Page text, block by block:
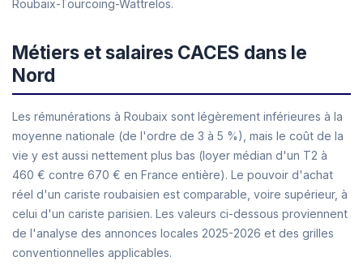
Roubaix-Tourcoing-Wattrelos.
Métiers et salaires CACES dans le
Nord
Les rémunérations à Roubaix sont légèrement inférieures à la
moyenne nationale (de l'ordre de 3 à 5 %), mais le coût de la
vie y est aussi nettement plus bas (loyer médian d'un T2 à
460 € contre 670 € en France entière). Le pouvoir d'achat
réel d'un cariste roubaisien est comparable, voire supérieur, à
celui d'un cariste parisien. Les valeurs ci-dessous proviennent
de l'analyse des annonces locales 2025-2026 et des grilles
conventionnelles applicables.